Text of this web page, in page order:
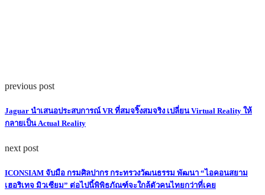
previous post
Jaguar นำเสนอประสบการณ์ VR ที่สมจริ๊งสมจริง เปลี่ยน Virtual Reality ให้
กลายเป็น Actual Reality
next post
ICONSIAM จับมือ กรมศิลปากร กระทรวงวัฒนธรรม พัฒนา “ไอคอนสยาม
เฮอริเทจ มิวเซียม” ต่อไปนี้พิพิธภัณฑ์จะใกล้ตัวคนไทยกว่าที่เคย